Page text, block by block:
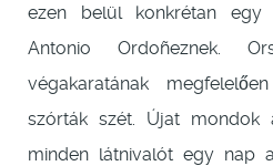
ezen belül konkrétan egy
Antonio Ordoñeznek.
végakaratának
szórták szét. Újat mondok
minden látnivalót egy nap